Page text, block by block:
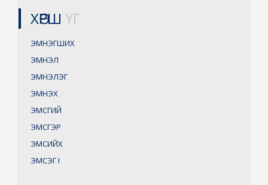
ХӨРШ ҮГ
ЭМНЭГШИХ
ЭМНЭЛ
ЭМНЭЛЭГ
ЭМНЭХ
ЭМСГИЙ
ЭМСГЭР
ЭМСИЙХ
ЭМСЭГI